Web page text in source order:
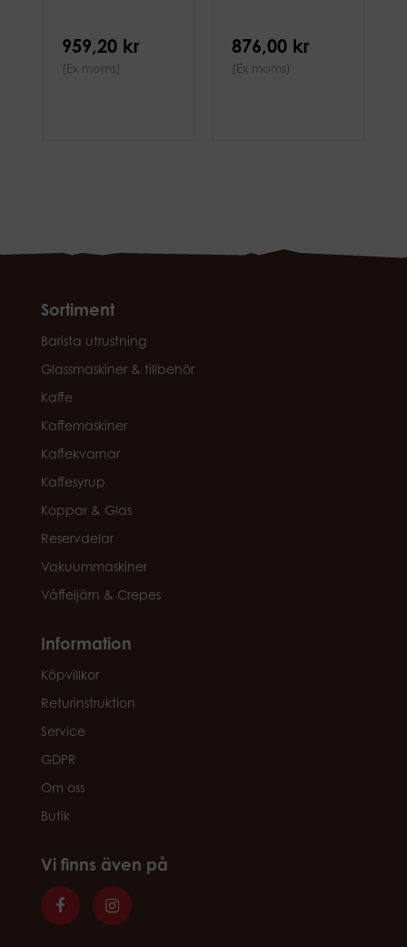
959,20 kr
(Ex moms)
876,00 kr
(Ex moms)
Sortiment
Barista utrustning
Glassmaskiner & tillbehör
Kaffe
Kaffemaskiner
Kaffekvarnar
Kaffesyrup
Koppar & Glas
Reservdelar
Vakuummaskiner
Våffeljärn & Crepes
Information
Köpvillkor
Returinstruktion
Service
GDPR
Om oss
Butik
Vi finns även på